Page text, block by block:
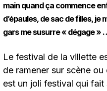
main quand ça commence
d’épaules, de sac de filles, je
gars me susurre « dégage »
Le festival de la villette
de ramener sur scène
est un joli festival qui